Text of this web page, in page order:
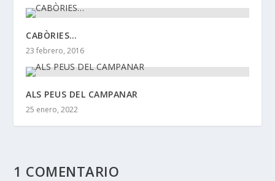
CABÒRIES…
23 febrero, 2016
ALS PEUS DEL CAMPANAR
25 enero, 2022
1 COMENTARIO